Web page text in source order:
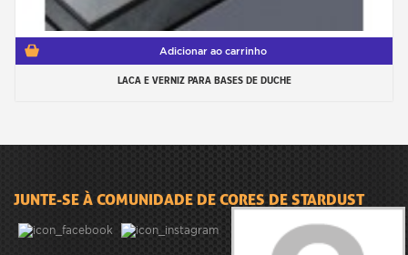
Adicionar ao carrinho
LACA E VERNIZ PARA BASES DE DUCHE
JUNTE-SE À COMUNIDADE DE CORES DE STARDUST